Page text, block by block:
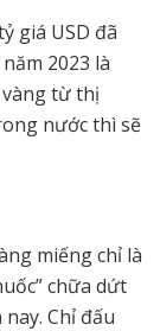
giá USD đã
2023 là
vàng từ thị
nước thì sẽ
miếng chỉ là
chữa dứt
Chỉ đấu